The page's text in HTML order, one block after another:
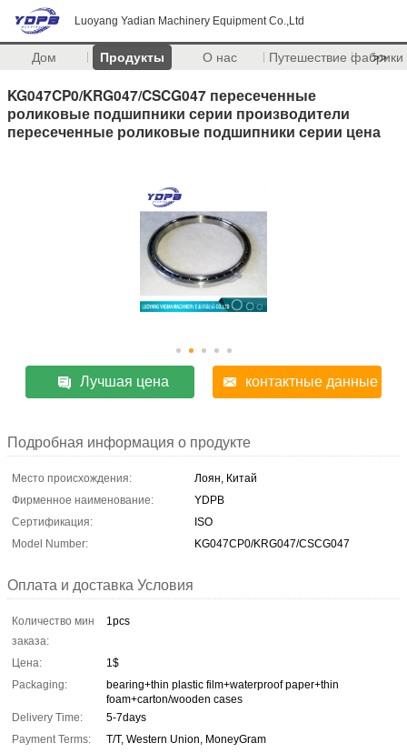
Luoyang Yadian Machinery Equipment Co.,Ltd
Дом Продукты О нас Путешествие фабрики
>>
KG047CP0/KRG047/CSCG047 пересеченные
роликовые подшипники серии производители
пересеченные роликовые подшипники серии цена
Лучшая цена контактные данные
Подробная информация о продукте
Место происхождения:
Лоян, Китай
Фирменное наименование:
YDPB
Сертификация:
ISO
Model Number:
KG047CP0/KRG047/CSCG047
Оплата и доставка Условия
Количество мин
заказа:
1pcs
Цена:
1$
Packaging:
bearing+thin plastic film+waterproof paper+thin
foam+carton/wooden cases
Delivery Time:
5-7days
Payment Terms:
T/T, Western Union, MoneyGram